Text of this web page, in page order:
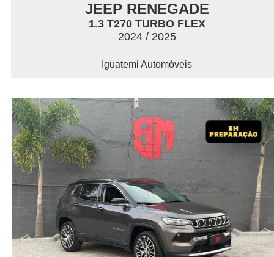
JEEP RENEGADE
1.3 T270 TURBO FLEX
2024 / 2025
Iguatemi Automóveis